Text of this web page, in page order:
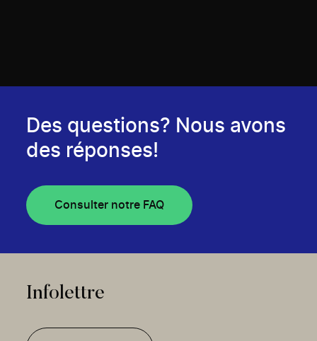
Des questions? Nous avons
des réponses!
Consulter notre FAQ
Infolettre